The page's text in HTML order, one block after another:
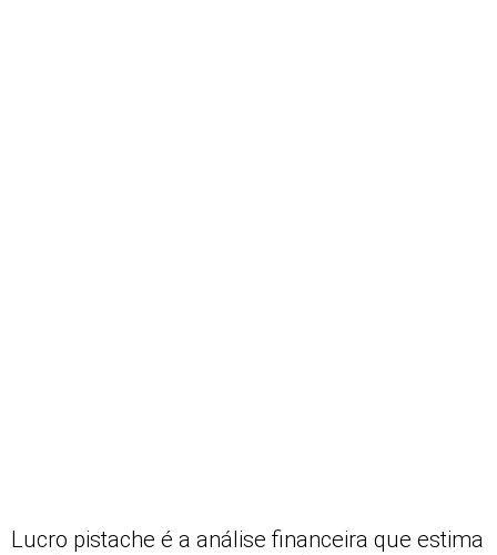
Lucro pistache é a análise financeira que estima